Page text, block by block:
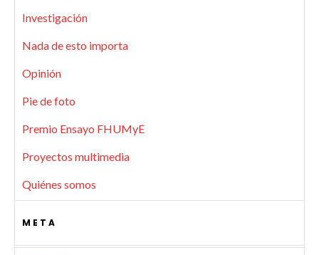
Investigación
Nada de esto importa
Opinión
Pie de foto
Premio Ensayo FHUMyE
Proyectos multimedia
Quiénes somos
META